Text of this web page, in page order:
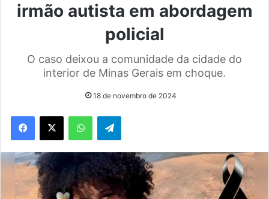
irmão autista em abordagem
policial
O caso deixou a comunidade da cidade do
interior de Minas Gerais em choque.
18 de novembro de 2024
WhatsAppTelegram